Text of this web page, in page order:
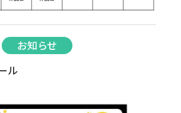
お知らせ
ル